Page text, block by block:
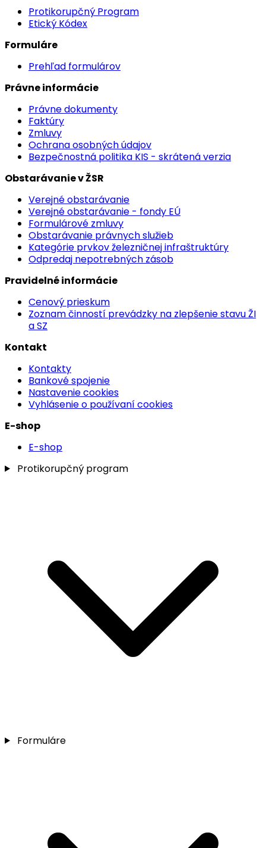
Protikorupčný Program
Etický Kódex
Formuláre
Prehľad formulárov
Právne informácie
Právne dokumenty
Faktúry
Zmluvy
Ochrana osobných údajov
Bezpečnostná politika KIS - skrátená verzia
Obstarávanie v ŽSR
Verejné obstarávanie
Verejné obstarávanie - fondy EÚ
Formulárové zmluvy
Obstarávanie právnych služieb
Kategórie prvkov železničnej infraštruktúry
Odpredaj nepotrebných zásob
Pravidelné informácie
Cenový prieskum
Zoznam činností prevádzky na zlepšenie stavu ŽI
a SZ
Kontakt
Kontakty
Bankové spojenie
Nastavenie cookies
Vyhlásenie o používaní cookies
E-shop
E-shop
Protikorupčný program
Formuláre